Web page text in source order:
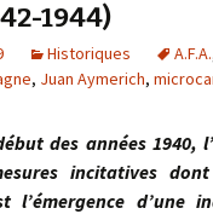
1944)
Historiques A.F.A.
, Juan Aymerich,
années 1940,
incitatives
l’émergence d’une